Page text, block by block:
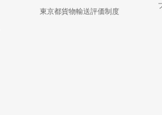
東京都貨物輸送評価制度